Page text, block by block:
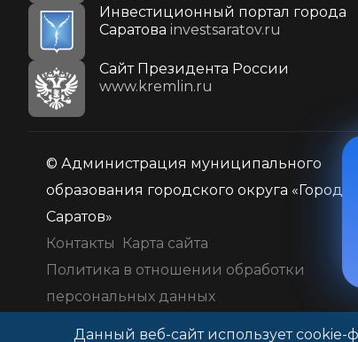
Инвестиционный портал города
Саратова investsaratov.ru
Cайт Президента России
www.kremlin.ru
© Администрация муниципального
образования городского округа «Город
Саратов»
Контакты
Карта сайта
Политика в отношении обработки
персональных данных
Данный веб-сайт использует cookie-